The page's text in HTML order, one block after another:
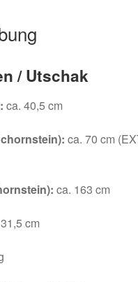
/ Utschak
ca. 40,5 cm
ca. 70 cm
ca. 163 cm
31,5 cm